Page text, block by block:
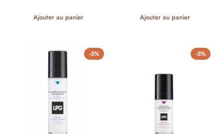
Ajouter au panier Ajouter au panier
-5% -5%